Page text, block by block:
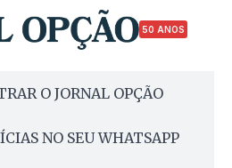
50 ANOS
O JORNAL OPÇÃO
NO SEU WHATSAPP